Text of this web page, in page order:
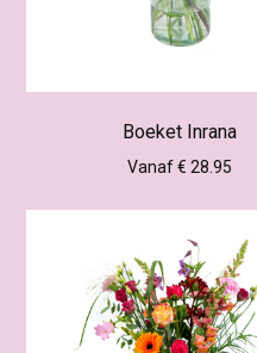
Boeket Inrana
Vanaf € 28.95